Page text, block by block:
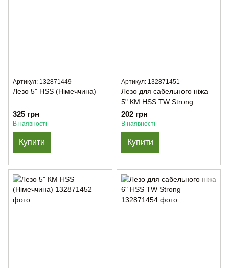
Артикул: 132871449
Лезо 5" HSS (Німеччина)
325 грн
В наявності
Купити
Артикул: 132871451
Лезо для сабельного ніжа
5" КМ HSS TW Strong
202 грн
В наявності
Купити